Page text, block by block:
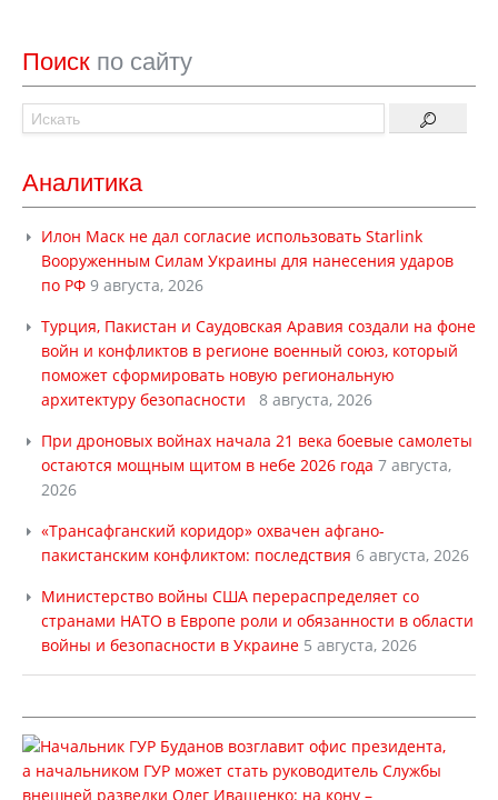
Поиск по сайту
Аналитика
Илон Маск не дал согласие использовать Starlink
Вооруженным Силам Украины для нанесения ударов
по РФ 9 августа, 2026
Турция, Пакистан и Саудовская Аравия создали на фоне
войн и конфликтов в регионе военный союз, который
поможет сформировать новую региональную
архитектуру безопасности
8 августа, 2026
При дроновых войнах начала 21 века боевые самолеты
остаются мощным щитом в небе 2026 года 7 августа,
2026
«Трансафганский коридор» охвачен афгано-
пакистанским конфликтом: последствия 6 августа, 2026
Министерство войны США перераспределяет со
странами НАТО в Европе роли и обязанности в области
войны и безопасности в Украине 5 августа, 2026